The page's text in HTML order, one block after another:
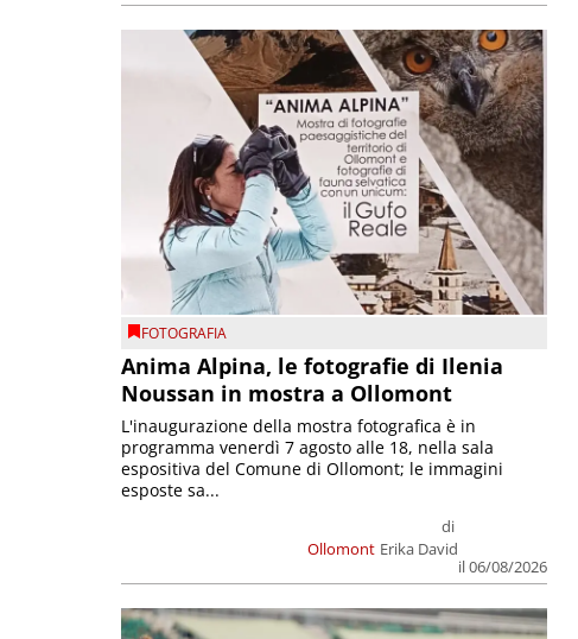
FOTOGRAFIA
Anima Alpina, le fotografie di Ilenia
Noussan in mostra a Ollomont
Ollomont
di
Erika David
il 06/08/2026
L'inaugurazione della mostra fotografica è in
programma venerdì 7 agosto alle 18, nella sala
espositiva del Comune di Ollomont; le immagini
esposte sa...